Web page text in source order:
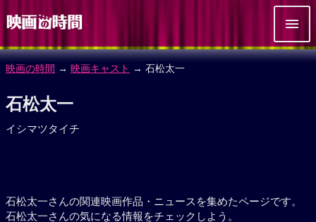
映画の時間 → 映画キャスト → 石松太一
石松太一
イシマツタイチ
石松太一さんの関連映画作品・ニュースを集めたページです。
石松太一さんの気になる情報をチェックしよう。